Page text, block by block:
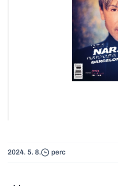
2024. 5. 8. perc